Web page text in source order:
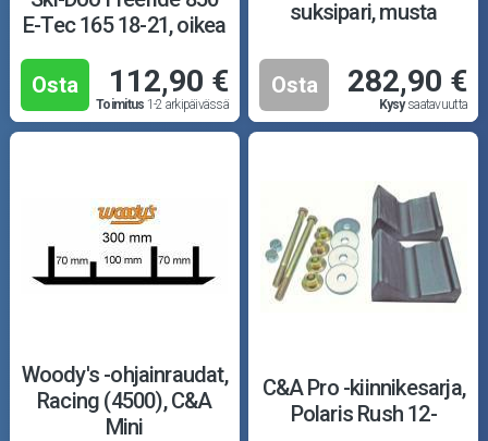
E-Tec 165 18-21, oikea
Osta 112,90 €
Toimitus 1-2 arkipäivässä
suksipari, musta
Osta 282,90 €
Kysysaatavuutta
Woody's -ohjainraudat,
Racing (4500), C&A
Mini
C&A Pro -kiinnikesarja,
Polaris Rush 12-